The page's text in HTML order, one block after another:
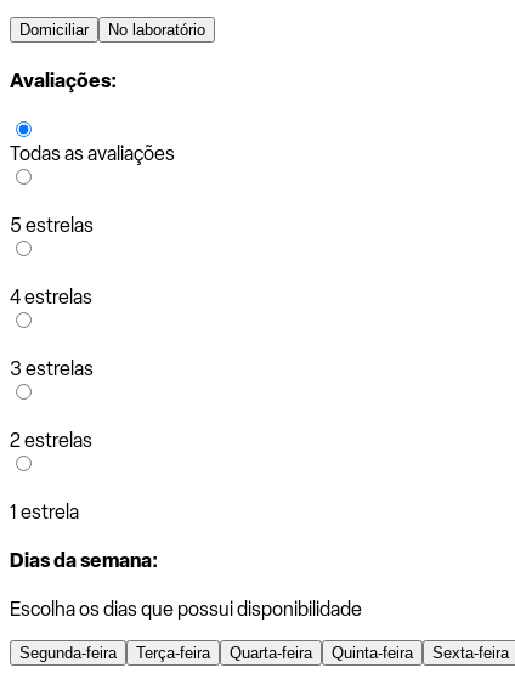
Domiciliar No laboratório
Avaliações:
Todas as avaliações
5 estrelas
4 estrelas
3 estrelas
2 estrelas
1 estrela
Dias da semana:
Escolha os dias que possui disponibilidade
Segunda-feira Terça-feira Quarta-feira Quinta-feira Sexta-feira